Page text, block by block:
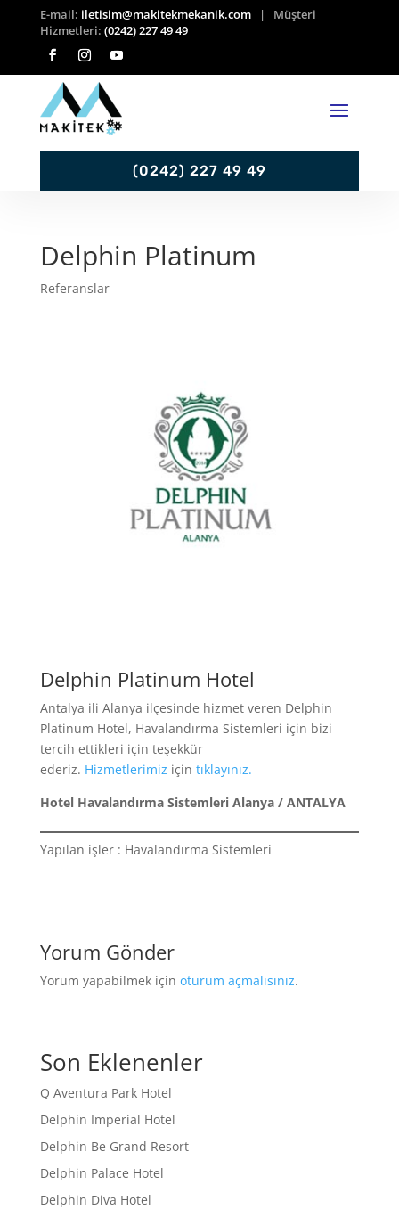
E-mail: iletisim@makitekmekanik.com| Müşteri
Hizmetleri: (0242) 227 49 49
(0242) 227 49 49
Delphin Platinum
Referanslar
Delphin Platinum Hotel
Antalya ili Alanya ilçesinde hizmet veren Delphin
Platinum Hotel, Havalandırma Sistemleri için bizi
tercih ettikleri için teşekkür
ederiz. Hizmetlerimiz için tıklayınız.
Hotel Havalandırma Sistemleri Alanya / ANTALYA
Yapılan işler : Havalandırma Sistemleri
Yorum Gönder
Yorum yapabilmek için oturum açmalısınız.
Son Eklenenler
Q Aventura Park Hotel
Delphin Imperial Hotel
Delphin Be Grand Resort
Delphin Palace Hotel
Delphin Diva Hotel